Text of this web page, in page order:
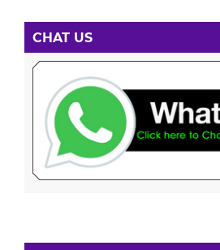
CHAT US